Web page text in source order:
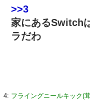
>>3
家にあるSwitch
ラだわ
4: フライングニールキック(